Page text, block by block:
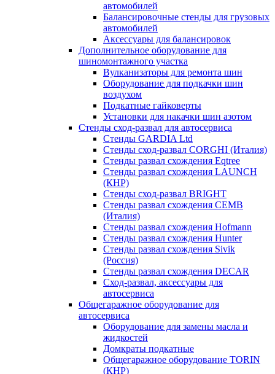
автомобилей
Балансировочные стенды для грузовых
автомобилей
Аксессуары для балансировок
Дополнительное оборудование для
шиномонтажного участка
Вулканизаторы для ремонта шин
Оборудование для подкачки шин
воздухом
Подкатные гайковерты
Установки для накачки шин азотом
Стенды сход-развал для автосервиса
Стенды GARDIA Ltd
Стенды сход-развал CORGHI (Италия)
Стенды развал схождения Eqtree
Стенды развал схождения LAUNCH
(КНР)
Стенды сход-развал BRIGHT
Стенды развал схождения CEMB
(Италия)
Стенды развал схождения Hofmann
Стенды развал схождения Hunter
Стенды развал схождения Sivik
(Россия)
Стенды развал схождения DECAR
Сход-развал, аксессуары для
автосервиса
Общегаражное оборудование для
автосервиса
Оборудование для замены масла и
жидкостей
Домкраты подкатные
Общегаражное оборудование TORIN
(КНР)